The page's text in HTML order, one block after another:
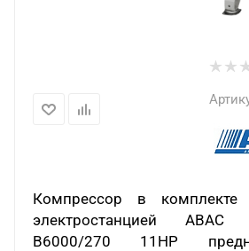
Компрессор в
электростанцией
B6000/270 11HP